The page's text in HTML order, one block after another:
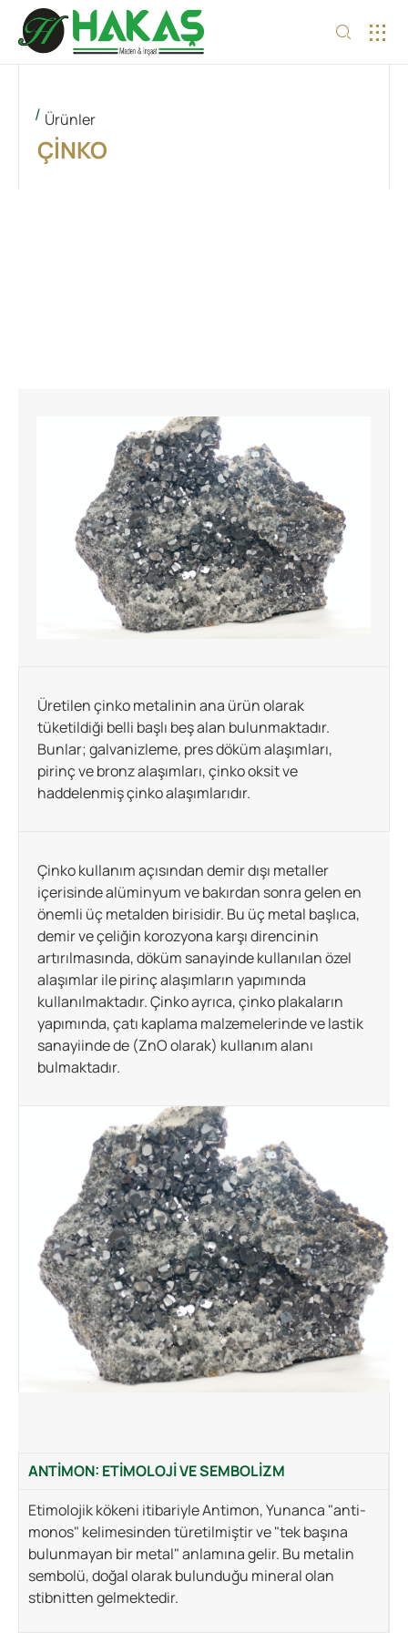
Ürünler
ÇINKO
Çinko kullanım açısından demir dışı metaller
içerisinde alüminyum ve bakırdan sonra gelen en
önemli üç metalden birisidir. Bu üç metal başlıca,
demir ve çeliğin korozyona karşı direncinin
artırılmasında, döküm sanayinde kullanılan özel
alaşımlar ile pirinç alaşımların yapımında
kullanılmaktadır. Çinko ayrıca, çinko plakaların
yapımında, çatı kaplama malzemelerinde ve lastik
sanayiinde de (ZnO olarak) kullanım alanı
bulmaktadır.
Üretilen çinko metalinin ana ürün olarak
tüketildiği belli başlı beş alan bulunmaktadır.
Bunlar; galvanizleme, pres döküm alaşımları,
pirinç ve bronz alaşımları, çinko oksit ve
haddelenmiş çinko alaşımlarıdır.
ANTIMON: ETIMOLOJI VE SEMBOLIZM
Etimolojik kökeni itibariyle Antimon, Yunanca "anti-
monos" kelimesinden türetilmiştir ve "tek başına
bulunmayan bir metal" anlamına gelir. Bu metalin
sembolü, doğal olarak bulunduğu mineral olan
stibnitten gelmektedir.